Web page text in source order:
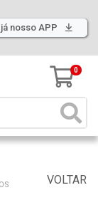
nosso APP
0
VOLTAR